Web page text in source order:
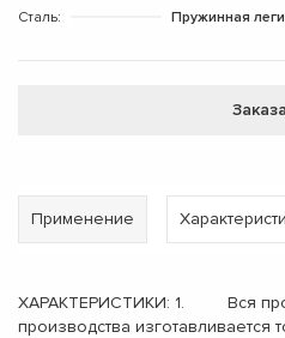
Сталь:
Пружинная
Применение
ХАРАКТЕРИСТИКИ: 1. Вся
производства изготавливается